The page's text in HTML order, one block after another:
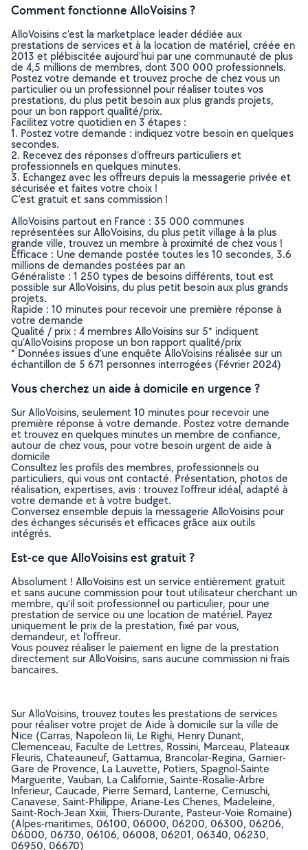
Comment fonctionne AlloVoisins ?
AlloVoisins c’est la marketplace leader dédiée aux
prestations de services et à la location de matériel, créée en
2013 et plébiscitée aujourd’hui par une communauté de plus
de 4,5 millions de membres, dont 300 000 professionnels.
Postez votre demande et trouvez proche de chez vous un
particulier ou un professionnel pour réaliser toutes vos
prestations, du plus petit besoin aux plus grands projets,
pour un bon rapport qualité/prix.
Facilitez votre quotidien en 3 étapes :
1. Postez votre demande : indiquez votre besoin en quelques
secondes.
2. Recevez des réponses d’offreurs particuliers et
professionnels en quelques minutes.
3. Echangez avec les offreurs depuis la messagerie privée et
sécurisée et faites votre choix !
C’est gratuit et sans commission !
AlloVoisins partout en France : 35 000 communes
représentées sur AlloVoisins, du plus petit village à la plus
grande ville, trouvez un membre à proximité de chez vous !
Efficace : Une demande postée toutes les 10 secondes, 3.6
millions de demandes postées par an
Généraliste : 1 250 types de besoins différents, tout est
possible sur AlloVoisins, du plus petit besoin aux plus grands
projets.
Rapide : 10 minutes pour recevoir une première réponse à
votre demande
Qualité / prix : 4 membres AlloVoisins sur 5* indiquent
qu’AlloVoisins propose un bon rapport qualité/prix
* Données issues d’une enquête AlloVoisins réalisée sur un
échantillon de 5 671 personnes interrogées (Février 2024)
Vous cherchez un aide à domicile en urgence ?
Sur AlloVoisins, seulement 10 minutes pour recevoir une
première réponse à votre demande. Postez votre demande
et trouvez en quelques minutes un membre de confiance,
autour de chez vous, pour votre besoin urgent de aide à
domicile
Consultez les profils des membres, professionnels ou
particuliers, qui vous ont contacté. Présentation, photos de
réalisation, expertises, avis : trouvez l'offreur idéal, adapté à
votre demande et à votre budget.
Conversez ensemble depuis la messagerie AlloVoisins pour
des échanges sécurisés et efficaces grâce aux outils
intégrés.
Est-ce que AlloVoisins est gratuit ?
Absolument ! AlloVoisins est un service entièrement gratuit
et sans aucune commission pour tout utilisateur cherchant un
membre, qu’il soit professionnel ou particulier, pour une
prestation de service ou une location de matériel. Payez
uniquement le prix de la prestation, fixé par vous,
demandeur, et l’offreur.
Vous pouvez réaliser le paiement en ligne de la prestation
directement sur AlloVoisins, sans aucune commission ni frais
bancaires.
Sur AlloVoisins, trouvez toutes les prestations de services
pour réaliser votre projet de Aide à domicile sur la ville de
Nice (Carras, Napoleon Iii, Le Righi, Henry Dunant,
Clemenceau, Faculte de Lettres, Rossini, Marceau, Plateaux
Fleuris, Chateauneuf, Gattamua, Brancolar-Regina, Garnier-
Gare de Provence, La Lauvette, Potiers, Spagnol-Sainte
Marguerite, Vauban, La Californie, Sainte-Rosalie-Arbre
Inferieur, Caucade, Pierre Semard, Lanterne, Cernuschi,
Canavese, Saint-Philippe, Ariane-Les Chenes, Madeleine,
Saint-Roch-Jean Xxiii, Thiers-Durante, Pasteur-Voie Romaine)
(Alpes-maritimes, 06100, 06000, 06200, 06300, 06206,
06000, 06730, 06106, 06008, 06201, 06340, 06230,
06950, 06670)